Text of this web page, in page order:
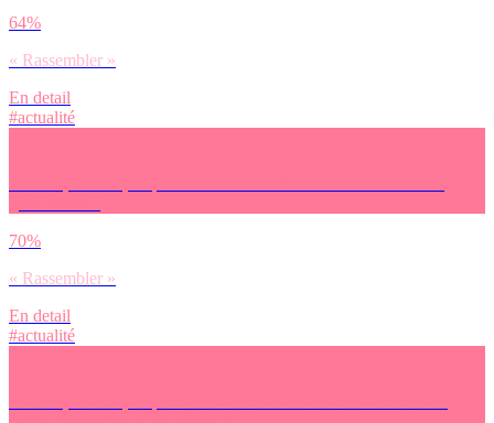
64%
« Rassembler »
En detail
#actualité
70%
« Rassembler »
En detail
#actualité